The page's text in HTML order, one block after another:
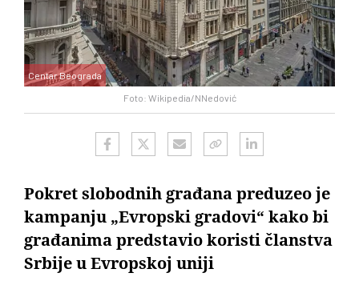
Foto: Wikipedia/NNedović
Centar Beograda
Pokret slobodnih građana preduzeo je
kampanju „Evropski gradovi“ kako bi
građanima predstavio koristi članstva
Srbije u Evropskoj uniji